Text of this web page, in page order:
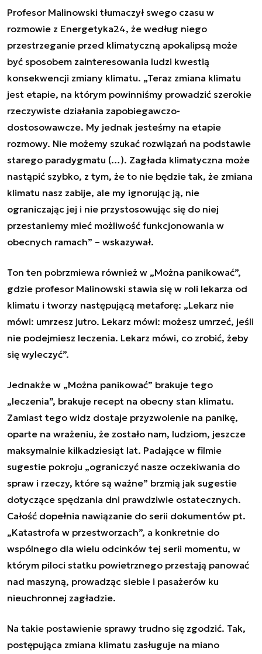
Profesor Malinowski tłumaczył swego czasu w
rozmowie z Energetyka24, że według niego
przestrzeganie przed klimatyczną apokalipsą może
być sposobem zainteresowania ludzi kwestią
konsekwencji zmiany klimatu. „Teraz zmiana klimatu
jest etapie, na którym powinniśmy prowadzić szerokie
rzeczywiste działania zapobiegawczo-
dostosowawcze. My jednak jesteśmy na etapie
rozmowy. Nie możemy szukać rozwiązań na podstawie
starego paradygmatu (…). Zagłada klimatyczna może
nastąpić szybko, z tym, że to nie będzie tak, że zmiana
klimatu nasz zabije, ale my ignorując ją, nie
ograniczając jej i nie przystosowując się do niej
przestaniemy mieć możliwość funkcjonowania w
obecnych ramach” – wskazywał.
Ton ten pobrzmiewa również w „Można panikować”,
gdzie profesor Malinowski stawia się w roli lekarza od
klimatu i tworzy następującą metaforę: „Lekarz nie
mówi: umrzesz jutro. Lekarz mówi: możesz umrzeć, jeśli
nie podejmiesz leczenia. Lekarz mówi, co zrobić, żeby
się wyleczyć”.
Jednakże w „Można panikować” brakuje tego
„leczenia”, brakuje recept na obecny stan klimatu.
Zamiast tego widz dostaje przyzwolenie na panikę,
oparte na wrażeniu, że zostało nam, ludziom, jeszcze
maksymalnie kilkadziesiąt lat. Padające w filmie
sugestie pokroju „ograniczyć nasze oczekiwania do
spraw i rzeczy, które są ważne” brzmią jak sugestie
dotyczące spędzania dni prawdziwie ostatecznych.
Całość dopełnia nawiązanie do serii dokumentów pt.
„Katastrofa w przestworzach”, a konkretnie do
wspólnego dla wielu odcinków tej serii momentu, w
którym piloci statku powietrznego przestają panować
nad maszyną, prowadząc siebie i pasażerów ku
nieuchronnej zagładzie.
Na takie postawienie sprawy trudno się zgodzić. Tak,
postępująca zmiana klimatu zasługuje na miano